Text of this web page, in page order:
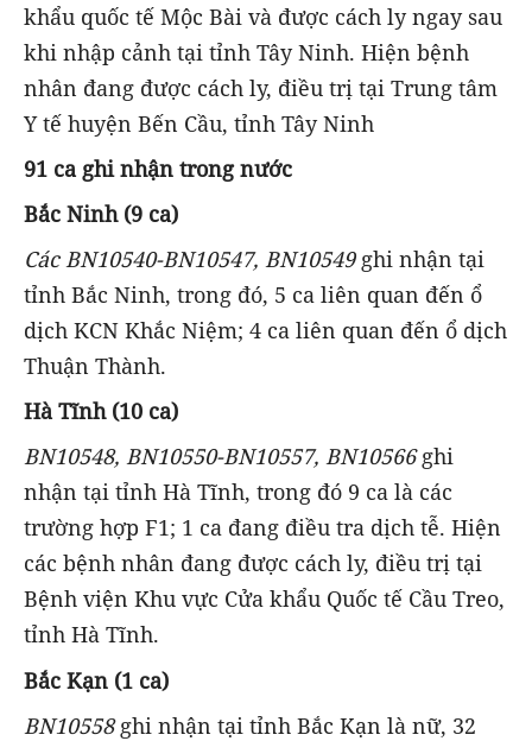
khẩu quốc tế Mộc Bài và được cách ly ngay sau
khi nhập cảnh tại tỉnh Tây Ninh. Hiện bệnh
nhân đang được cách ly, điều trị tại Trung tâm
Y tế huyện Bến Cầu, tỉnh Tây Ninh
91 ca ghi nhận trong nước
Bắc Ninh (9 ca)
Các BN10540-BN10547, BN10549 ghi nhận tại
tỉnh Bắc Ninh, trong đó, 5 ca liên quan đến ổ
dịch KCN Khắc Niệm; 4 ca liên quan đến ổ dịch
Thuận Thành.
Hà Tĩnh (10 ca)
BN10548, BN10550-BN10557, BN10566ghi
nhận tại tỉnh Hà Tĩnh, trong đó 9 ca là các
trường hợp F1; 1 ca đang điều tra dịch tễ. Hiện
các bệnh nhân đang được cách ly, điều trị tại
Bệnh viện Khu vực Cửa khẩu Quốc tế Cầu Treo,
tỉnh Hà Tĩnh.
Bắc Kạn (1 ca)
BN10558ghi nhận tại tỉnh Bắc Kạn là nữ, 32